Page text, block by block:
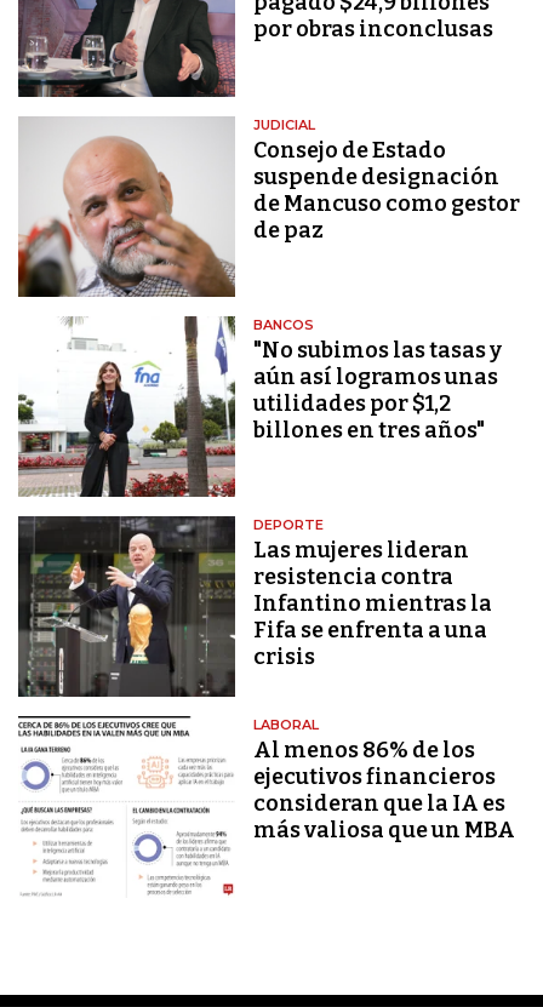
por obras inconclusas
JUDICIAL
Consejo de Estado
suspende designación
de Mancuso como gestor
de paz
BANCOS
"No subimos las tasas y
aún así logramos unas
utilidades por $1,2
billones en tres años"
DEPORTE
Las mujeres lideran
resistencia contra
Infantino mientras la
Fifa se enfrenta a una
crisis
LABORAL
Al menos 86% de los
ejecutivos financieros
consideran que la IA es
más valiosa que un MBA